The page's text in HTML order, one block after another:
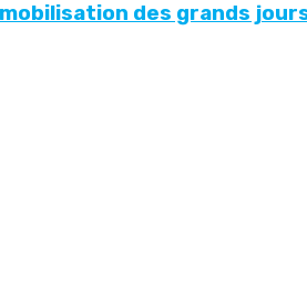
des grands